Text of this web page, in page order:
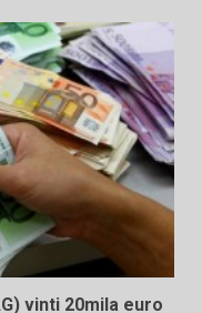
vinti 20mila euro